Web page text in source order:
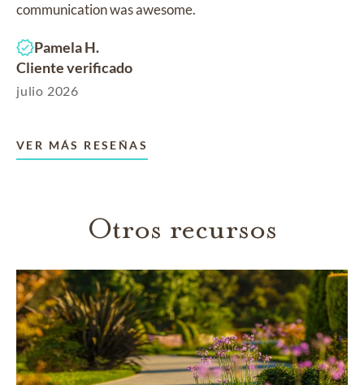
communication was awesome.
Pamela H.
Cliente verificado
julio 2026
VER MÁS RESEÑAS
Otros recursos